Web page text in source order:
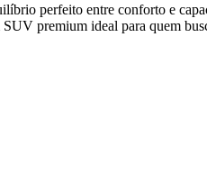
perfeito entre conforto e
premium ideal para quem